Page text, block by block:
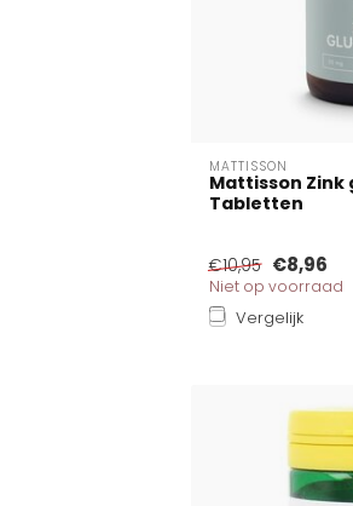
MATTISSON
Mattisson Zink
Tabletten
€10,95 €8,96
Niet op voorraad
Vergelijk